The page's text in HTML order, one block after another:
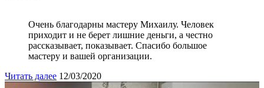
Очень благодарны мастеру Михаилу. Человек
приходит и не берет лишние деньги, а честно
рассказывает, показывает. Спасибо большое
мастеру и вашей организации.
Читать далее 12/03/2020